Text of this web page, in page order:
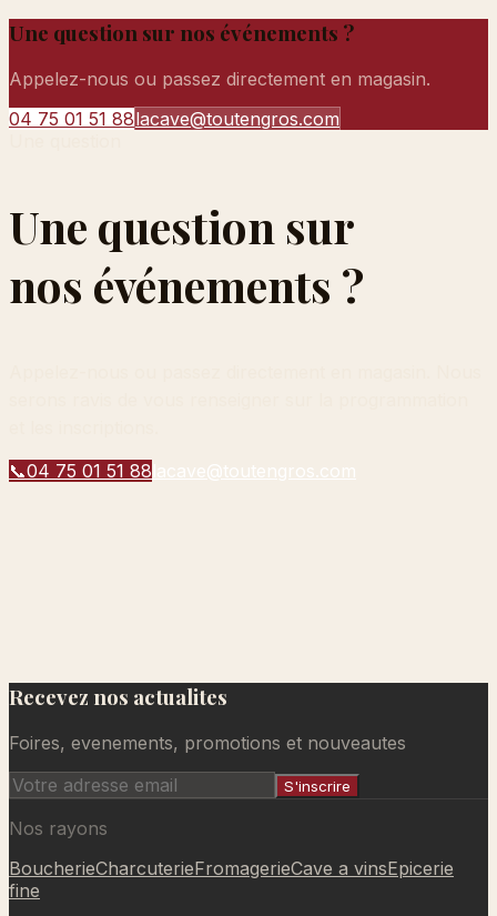
Une question sur nos événements ?
Appelez-nous ou passez directement en magasin.
04 75 01 51 88lacave@toutengros.com
Une question sur
nos événements ?
📞04 75 01 51 88lacave@toutengros.com
Recevez nos actualites
Foires, evenements, promotions et nouveautes
S'inscrire
Nos rayons
BoucherieCharcuterieFromagerieCave a vinsEpicerie
fine